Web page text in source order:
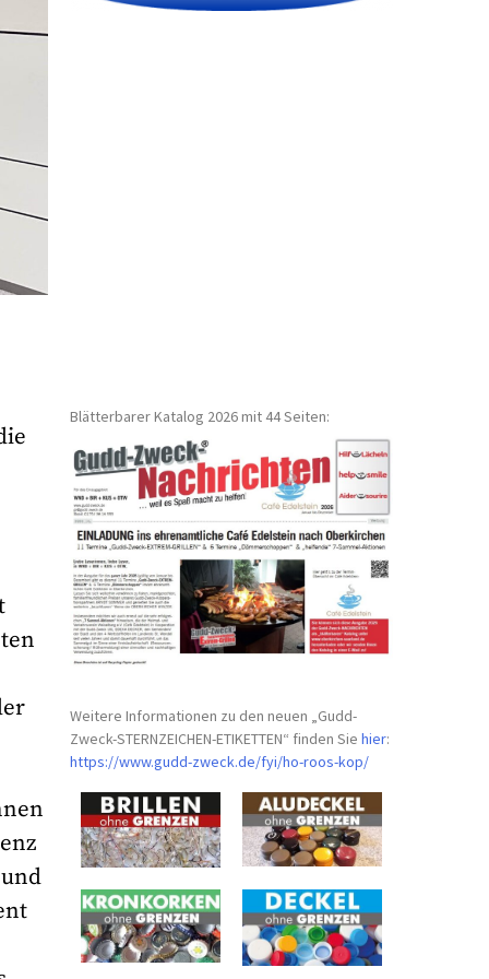
Blätterbarer Katalog 2026 mit 44 Seiten:
Weitere Informationen zu den neuen „Gudd-
Zweck-STERNZEICHEN-ETIKETTEN“ finden Siehier:
https://www.gudd-zweck.de/fyi/ho-roos-kop/